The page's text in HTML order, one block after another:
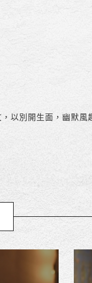
以別開生面，幽默風